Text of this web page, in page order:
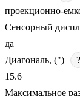
проекционно-
Сенсорный
да
Диагональ, (")
?
15.6
Максимальное